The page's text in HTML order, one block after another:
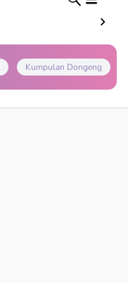
Kumpulan Dongeng